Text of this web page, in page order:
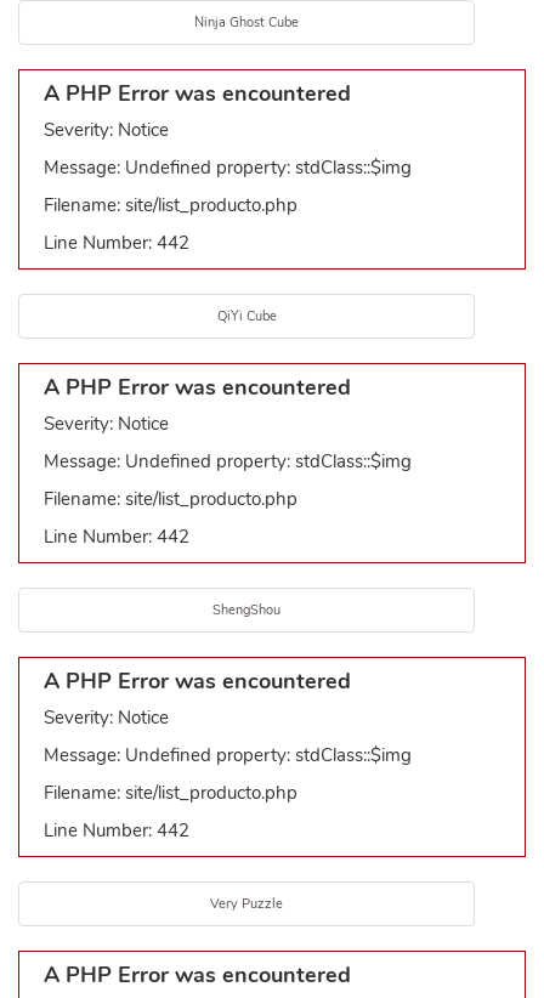
Ninja Ghost Cube
A PHP Error was encountered
Severity: Notice
Message: Undefined property: stdClass::$img
Filename: site/list_producto.php
Line Number: 442
QiYi Cube
A PHP Error was encountered
Severity: Notice
Message: Undefined property: stdClass::$img
Filename: site/list_producto.php
Line Number: 442
ShengShou
A PHP Error was encountered
Severity: Notice
Message: Undefined property: stdClass::$img
Filename: site/list_producto.php
Line Number: 442
Very Puzzle
A PHP Error was encountered